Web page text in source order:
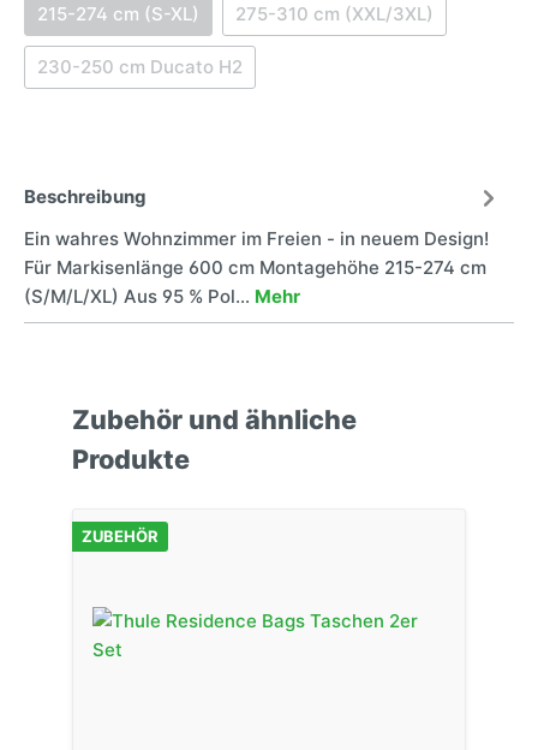
215-274 cm (S-XL)
275-310 cm (XXL/3XL)
230-250 cm Ducato H2
Beschreibung
Ein wahres Wohnzimmer im Freien - in neuem Design!
Für Markisenlänge 600 cm Montagehöhe 215-274 cm
(S/M/L/XL) Aus 95 % Pol… Mehr
Zubehör und ähnliche
Produkte
ZUBEHÖR